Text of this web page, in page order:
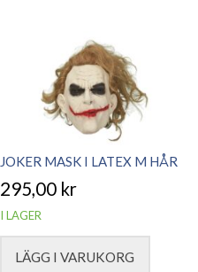
JOKER MASK I LATEX M HÅR
295,00 kr
I LAGER
LÄGG I VARUKORG